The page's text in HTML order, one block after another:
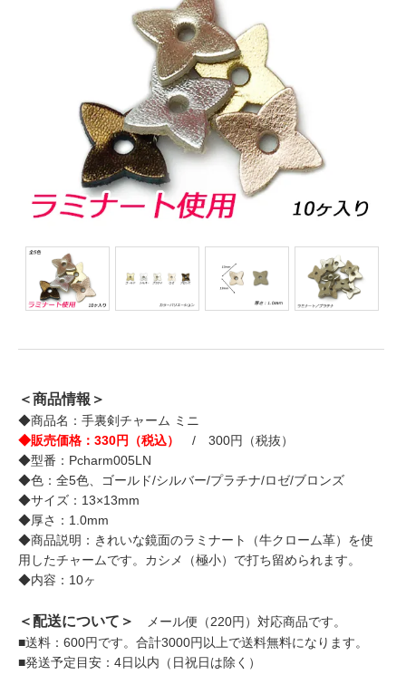
＜商品情報＞
◆商品名：手裏剣チャーム ミニ
◆販売価格：330円（税込）
/ 300円（税抜）
◆型番：Pcharm005LN
◆色：全5色、ゴールド/シルバー/プラチナ/ロゼ/ブロンズ
◆サイズ：13×13mm
◆厚さ：1.0mm
◆商品説明：きれいな鏡面のラミナート（牛クローム革）を使
用したチャームです。カシメ（極小）で打ち留められます。
◆内容：10ヶ
＜配送について＞
メール便（220円）対応商品です。
■送料：600円です。合計3000円以上で送料無料になります。
■発送予定目安：4日以内（日祝日は除く）